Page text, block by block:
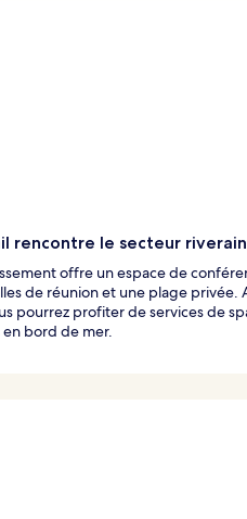
rencontre le secteur riverain
offre un espace de
de réunion et une plage privée.
pourrez profiter de services de
en bord de mer.